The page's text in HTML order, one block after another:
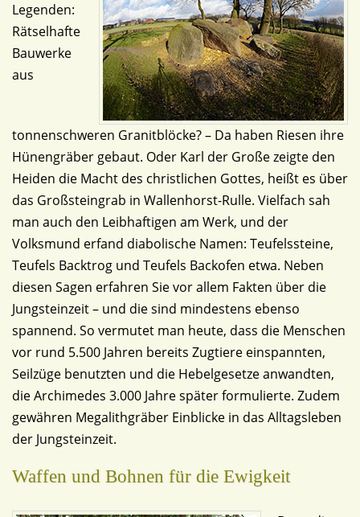
Legenden:
Rätselhafte
Bauwerke
aus
tonnenschweren Granitblöcke? – Da haben Riesen ihre
Hünengräber gebaut. Oder Karl der Große zeigte den
Heiden die Macht des christlichen Gottes, heißt es über
das Großsteingrab in Wallenhorst-Rulle. Vielfach sah
man auch den Leibhaftigen am Werk, und der
Volksmund erfand diabolische Namen: Teufelssteine,
Teufels Backtrog und Teufels Backofen etwa. Neben
diesen Sagen erfahren Sie vor allem Fakten über die
Jungsteinzeit – und die sind mindestens ebenso
spannend. So vermutet man heute, dass die Menschen
vor rund 5.500 Jahren bereits Zugtiere einspannten,
Seilzüge benutzten und die Hebelgesetze anwandten,
die Archimedes 3.000 Jahre später formulierte. Zudem
gewähren Megalithgräber Einblicke in das Alltagsleben
der Jungsteinzeit.
Waffen und Bohnen für die Ewigkeit